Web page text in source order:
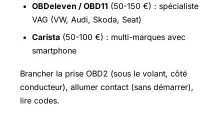
OBDeleven / OBD11 (50-150 €) : spécialiste
VAG (VW, Audi, Skoda, Seat)
Carista (50-100 €) : multi-marques avec
smartphone
Brancher la prise OBD2 (sous le volant, côté
conducteur), allumer contact (sans démarrer),
lire codes.